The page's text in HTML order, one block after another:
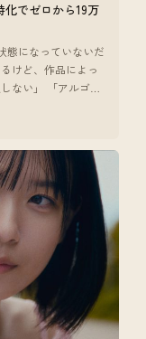
でゼロから19万
態になっていないだ
けど、作品によっ
ない」 「アルゴリ